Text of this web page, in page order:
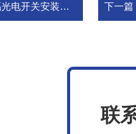
关安装和工作 下一篇
联